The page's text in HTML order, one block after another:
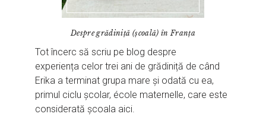
Despre grădiniță (școală) în Franța
Tot încerc să scriu pe blog despre
experiența celor trei ani de grădiniță de când
Erika a terminat grupa mare și odată cu ea,
primul ciclu școlar, école maternelle, care este
considerată școala aici.